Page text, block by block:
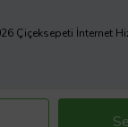
Çiçeksepeti İnternet